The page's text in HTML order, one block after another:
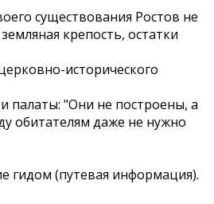
существования Ростов не
крепость, остатки
исторического
"Они не построены, а
обитателям даже не нужно
гидом (путевая информация).